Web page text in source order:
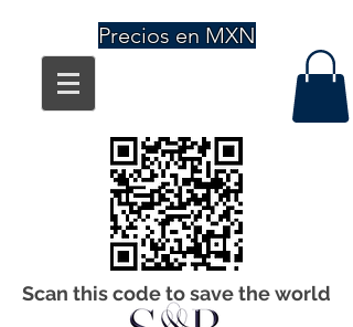
Precios en MXN
Scan this code to save the world